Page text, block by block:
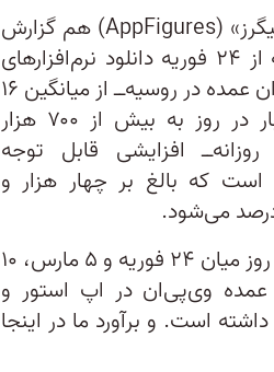
«اپ فیگرز» (AppFigures) هم گزارش
داد که از ۲۴ فوریه دانلود نرم‌افزارهای
وی‌پی‌ان عمده در روسیه‌ــ از میانگین ۱۶
هزار بار در روز به بیش از ۷۰۰ هزار
روزانه‌ــ افزایشی قابل توجه
که بالغ بر چهار هزار و
«در ۱۰ روز میان ۲۴ فوریه و ۵ مارس، ۱۰
عمده وی‌پی‌ان در اپ استور و
و ۶۰۰ هزار دانلود داشته است. و برآورد ما در اینجا